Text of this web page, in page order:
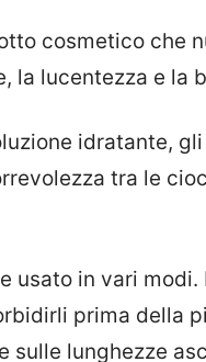
cosmetico che
la lucentezza e la
idratante,
tra le
usato in vari
prima della
sulle lunghezze